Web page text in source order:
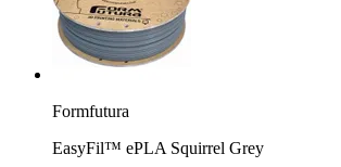
Formfutura
EasyFil™ ePLA Squirrel Grey